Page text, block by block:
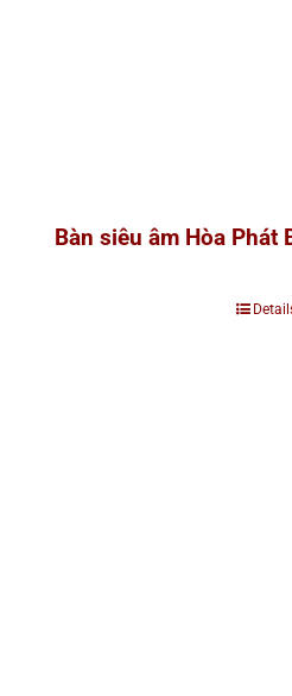
Bàn siêu âm Hòa Phát